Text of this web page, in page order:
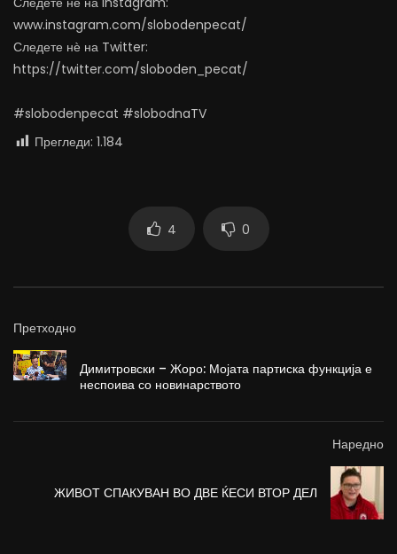
www.instagram.com/slobodenpecat/
Следете нѐ на Twitter:
https://twitter.com/sloboden_pecat/
#slobodenpecat #slobodnaTV
Прегледи: 1.184
4 0
Претходно
Димитровски – Жоро: Мојата партиска функција е
неспоива со новинарството
Наредно
ЖИВОТ СПАКУВАН ВО ДВЕ ЌЕСИ ВТОР ДЕЛ